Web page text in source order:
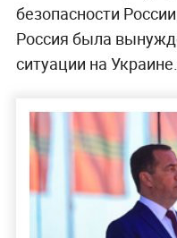
безопасности
Россия была
ситуации на Украине.